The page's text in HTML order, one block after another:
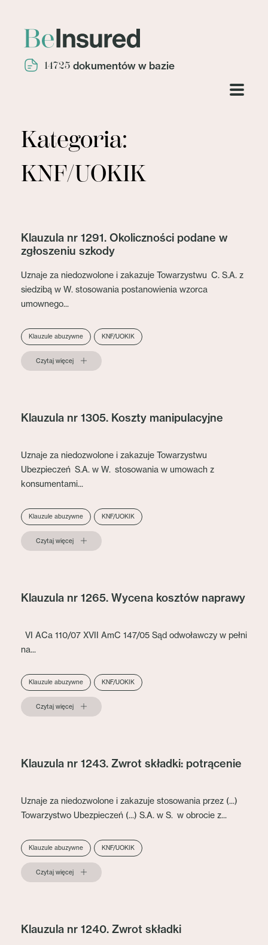
14725 dokumentów w bazie
Kategoria:
KNF/UOKIK
Klauzula nr 1291. Okoliczności podane w
zgłoszeniu szkody
Uznaje za niedozwolone i zakazuje Towarzystwu C. S.A. z
siedzibą w W. stosowania postanowienia wzorca
umownego...
Klauzule abuzywne KNF/UOKIK
Czytaj więcej
Klauzula nr 1305. Koszty manipulacyjne
Uznaje za niedozwolone i zakazuje Towarzystwu
Ubezpieczeń S.A. w W. stosowania w umowach z
konsumentami...
Klauzule abuzywne KNF/UOKIK
Czytaj więcej
Klauzula nr 1265. Wycena kosztów naprawy
VI ACa 110/07 XVII AmC 147/05 Sąd odwoławczy w pełni
na...
Klauzule abuzywne KNF/UOKIK
Czytaj więcej
Klauzula nr 1243. Zwrot składki: potrącenie
Uznaje za niedozwolone i zakazuje stosowania przez (...)
Towarzystwo Ubezpieczeń (...) S.A. w S. w obrocie z...
Klauzule abuzywne KNF/UOKIK
Czytaj więcej
Klauzula nr 1240. Zwrot składki